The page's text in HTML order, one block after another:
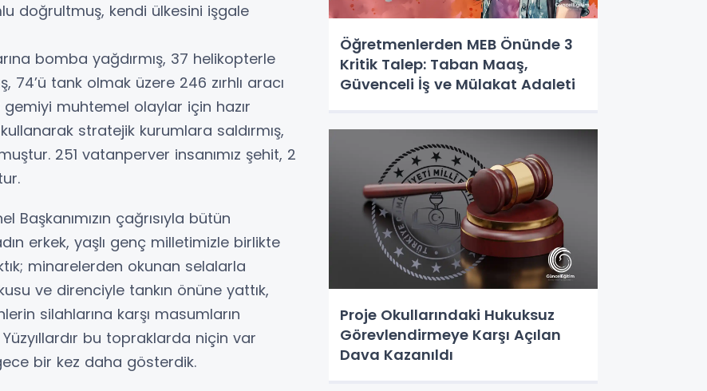
doğrultmuş, kendi ülkesini işgale
bomba yağdırmış, 37 helikopterle
tank olmak üzere 246 zırhlı aracı
gemiyi muhtemel olaylar için hazır
stratejik kurumlara saldırmış,
251 vatanperver insanımız şehit, 2
Başkanımızın çağrısıyla bütün
erkek, yaşlı genç milletimizle birlikte
minarelerden okunan selalarla
ve direnciyle tankın önüne yattık,
silahlarına karşı masumların
bu topraklarda niçin var
bir kez daha gösterdik.
Öğretmenlerden MEB Önünde 3
Kritik Talep: Taban Maaş,
Güvenceli İş ve Mülakat Adaleti
Proje Okullarındaki Hukuksuz
Görevlendirmeye Karşı Açılan
Dava Kazanıldı